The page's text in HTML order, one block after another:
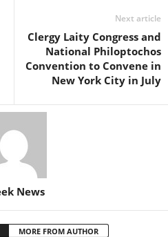
Next article
Clergy Laity Congress and
National Philoptochos
Convention to Convene in
New York City in July
News
MORE FROM AUTHOR